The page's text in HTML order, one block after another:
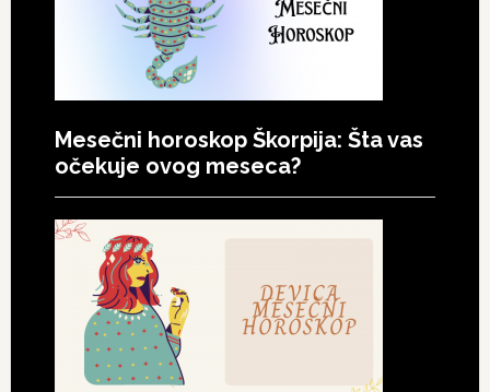
Mesečni horoskop Škorpija: Šta vas
očekuje ovog meseca?